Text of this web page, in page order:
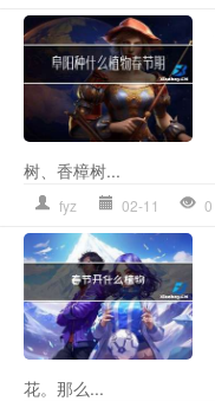
树、香樟树...
fyz 02-11 0
花。那么...